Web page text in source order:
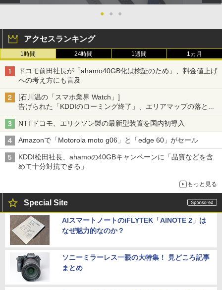
● ● ●
アクセスランキング
1時間 24時間 1週間 1カ月
ドコモ前田社長が「ahamo40GB化は検証のため」、料金値上げ
への考え方にも言及
[石川温の「スマホ業界 Watch」]
告げられた「KDDIのローミング終了」、エリアマップの落とし
穴と楽天モバイルの課題
NTTドコモ、エリクソン製の最新型装置を国内初導入
Amazonで「Motorola moto g06」と「edge 60」がセール
KDDI松田社長、ahamoの40GBキャンペーンに「品質などを含
めて十分対抗できる」
もっと見る
Special Site
AIスマートノートのiFLYTEK「AINOTE 2」は
なぜ魅力的なのか？
ソニーミラーレス一眼の大特集！ 見どころ記事
まとめ